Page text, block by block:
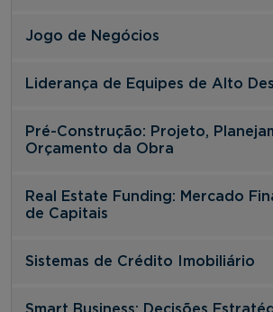
Jogo de Negócios
Liderança de Equipes de Alto
Pré-Construção: Projeto,
Orçamento da Obra
Real Estate Funding: Mercado
de Capitais
Sistemas de Crédito Imobiliário
Smart Business: Decisões